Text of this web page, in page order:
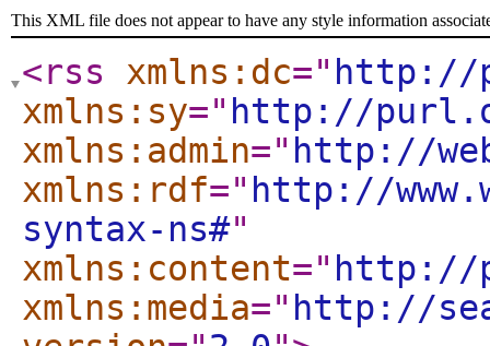
This XML file does not appear to have any style information
<rss xmlns:dc=" http://
xmlns:sy=" http://
xmlns:admin=" http://
xmlns:rdf=" http://
syntax-ns#"
xmlns:content=" http://
xmlns:media=" http://